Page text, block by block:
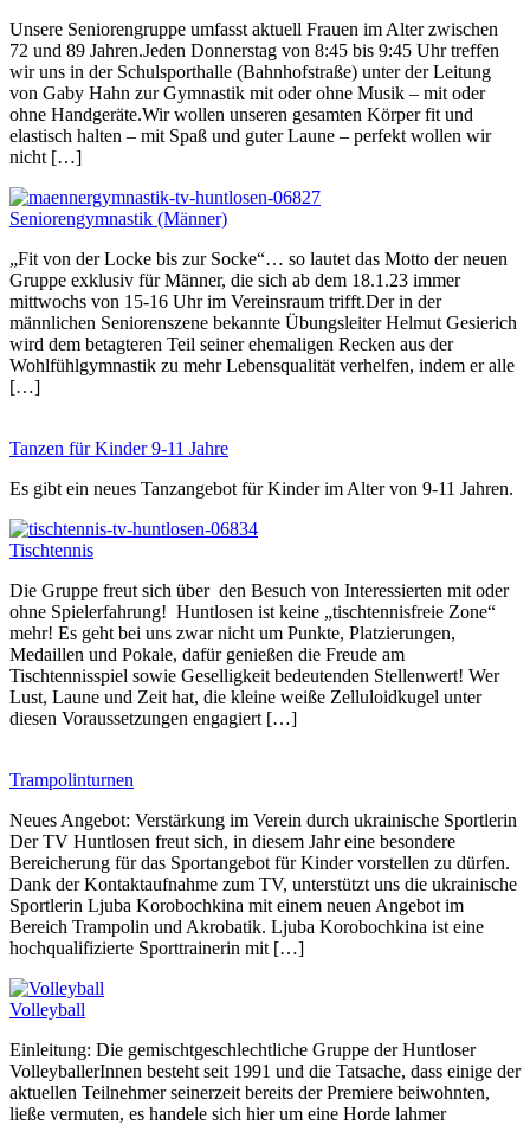
Unsere Seniorengruppe umfasst aktuell Frauen im Alter zwischen
72 und 89 Jahren.Jeden Donnerstag von 8:45 bis 9:45 Uhr treffen
wir uns in der Schulsporthalle (Bahnhofstraße) unter der Leitung
von Gaby Hahn zur Gymnastik mit oder ohne Musik – mit oder
ohne Handgeräte.Wir wollen unseren gesamten Körper fit und
elastisch halten – mit Spaß und guter Laune – perfekt wollen wir
nicht […]
Seniorengymnastik (Männer)
„Fit von der Locke bis zur Socke“… so lautet das Motto der neuen
Gruppe exklusiv für Männer, die sich ab dem 18.1.23 immer
mittwochs von 15-16 Uhr im Vereinsraum trifft.Der in der
männlichen Seniorenszene bekannte Übungsleiter Helmut Gesierich
wird dem betagteren Teil seiner ehemaligen Recken aus der
Wohlfühlgymnastik zu mehr Lebensqualität verhelfen, indem er alle
[…]
Tanzen für Kinder 9-11 Jahre
Es gibt ein neues Tanzangebot für Kinder im Alter von 9-11 Jahren.
Tischtennis
Die Gruppe freut sich über den Besuch von Interessierten mit oder
ohne Spielerfahrung! Huntlosen ist keine „tischtennisfreie Zone“
mehr! Es geht bei uns zwar nicht um Punkte, Platzierungen,
Medaillen und Pokale, dafür genießen die Freude am
Tischtennisspiel sowie Geselligkeit bedeutenden Stellenwert! Wer
Lust, Laune und Zeit hat, die kleine weiße Zelluloidkugel unter
diesen Voraussetzungen engagiert […]
Trampolinturnen
Neues Angebot: Verstärkung im Verein durch ukrainische Sportlerin
Der TV Huntlosen freut sich, in diesem Jahr eine besondere
Bereicherung für das Sportangebot für Kinder vorstellen zu dürfen.
Dank der Kontaktaufnahme zum TV, unterstützt uns die ukrainische
Sportlerin Ljuba Korobochkina mit einem neuen Angebot im
Bereich Trampolin und Akrobatik. Ljuba Korobochkina ist eine
hochqualifizierte Sporttrainerin mit […]
Volleyball
Einleitung: Die gemischtgeschlechtliche Gruppe der Huntloser
VolleyballerInnen besteht seit 1991 und die Tatsache, dass einige der
aktuellen Teilnehmer seinerzeit bereits der Premiere beiwohnten,
ließe vermuten, es handele sich hier um eine Horde lahmer